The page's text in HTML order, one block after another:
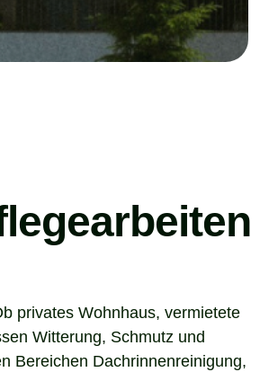
privates Wohnhaus, vermietete
Witterung, Schmutz und
Bereichen Dachrinnenreinigung,